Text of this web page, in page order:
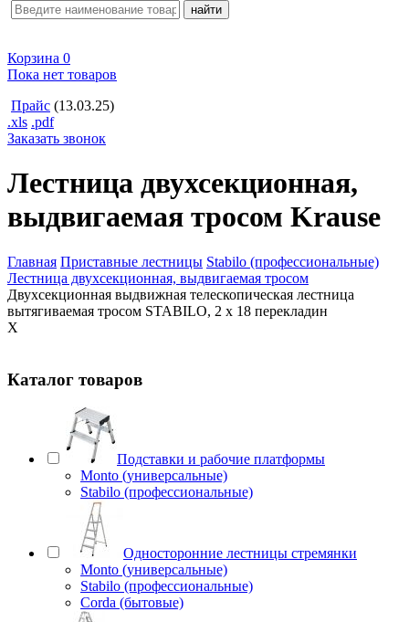
Корзина 0
Пока нет товаров
Прайс (13.03.25)
.xls .pdf
Заказать звонок
Лестница двухсекционная,
выдвигаемая тросом Krause
Главная Приставные лестницы Stabilo (профессиональные)
Лестница двухсекционная, выдвигаемая тросом
Двухсекционная выдвижная телескопическая лестница
вытягиваемая тросом STABILO, 2 х 18 перекладин
X
Каталог товаров
Подставки и рабочие платформы
Monto (универсальные)
Stabilo (профессиональные)
Односторонние лестницы стремянки
Monto (универсальные)
Stabilo (профессиональные)
Corda (бытовые)